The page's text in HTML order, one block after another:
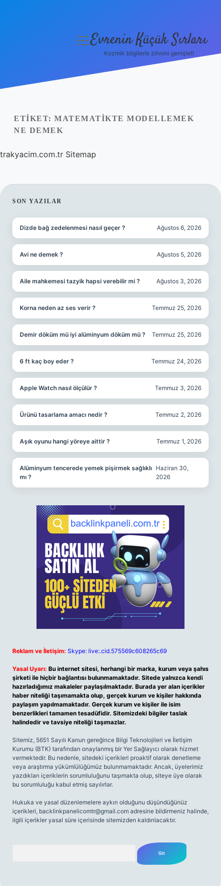
Yasal Uyarı
menüyü
Evrenin Küçük Sırları
Kozmik bilgilerle zihnini genişlet!
ETIKET: MATEMATIKTE MODELLEMEK
NE DEMEK
trakyacim.com.tr Sitemap
SIDEBAR
SON YAZILAR
Dizde bağ zedelenmesi nasıl geçer ? Ağustos 6, 2026
Avi ne demek ? Ağustos 5, 2026
Aile mahkemesi tazyik hapsi verebilir mi ? Ağustos 3, 2026
Korna neden az ses verir ? Temmuz 25, 2026
Demir döküm mü iyi alüminyum döküm mü ? Temmuz 25, 2026
6 ft kaç boy eder ? Temmuz 24, 2026
Apple Watch nasıl ölçülür ? Temmuz 3, 2026
Ürünü tasarlama amacı nedir ? Temmuz 2, 2026
Aşık oyunu hangi yöreye aittir ? Temmuz 1, 2026
Alüminyum tencerede yemek pişirmek sağlıklı
mı ?
Haziran 30,
2026
Reklam ve İletişim: Skype: live:.cid.575569c608265c69
Yasal Uyarı: Bu internet sitesi, herhangi bir marka, kurum veya şahıs
şirketi ile hiçbir bağlantısı bulunmamaktadır. Sitede yalnızca kendi
hazırladığımız makaleler paylaşılmaktadır. Burada yer alan içerikler
haber niteliği taşımamakta olup, gerçek kurum ve kişiler hakkında
paylaşım yapılmamaktadır. Gerçek kurum ve kişiler ile isim
benzerlikleri tamamen tesadüfidir. Sitemizdeki bilgiler taslak
halindedir ve tavsiye niteliği taşımazlar.
Sitemiz, 5651 Sayılı Kanun gereğince Bilgi Teknolojileri ve İletişim
Kurumu (BTK) tarafından onaylanmış bir Yer Sağlayıcı olarak hizmet
vermektedir. Bu nedenle, sitedeki içerikleri proaktif olarak denetleme
veya araştırma yükümlülüğümüz bulunmamaktadır. Ancak, üyelerimiz
yazdıkları içeriklerin sorumluluğunu taşımakta olup, siteye üye olarak
bu sorumluluğu kabul etmiş sayılırlar.
Hukuka ve yasal düzenlemelere aykırı olduğunu düşündüğünüz
içerikleri, backlinkpanelicomtr@gmail.com adresine bildirmeniz halinde,
ilgili içerikler yasal süre içerisinde sitemizden kaldırılacaktır.